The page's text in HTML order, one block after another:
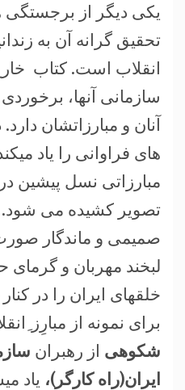
یکی دیگر از برجستگی
تحقیق گرانه آن به
انقلاب است. کتاب
سازمانی آنها،
آنان و مبارزاتشان
های فراوانی را یاد
مبارزاتی نسل پیشین
تصویر کشيده می شود.
صمیمی و ماندگار
لبخند مهربان و
خلقهای ایران را در
برای نمونه از مبارِز
شکوهی از رهبران
ایران(راه کارگر)، یاد